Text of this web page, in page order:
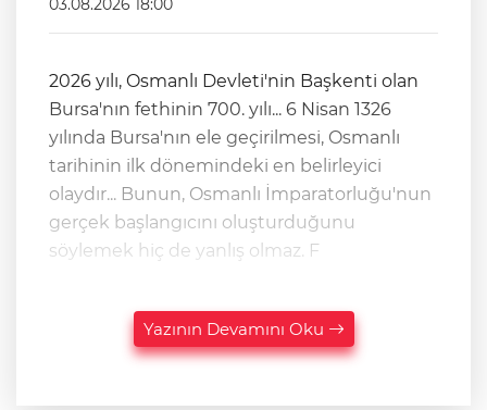
03.08.2026 18:00
2026 yılı, Osmanlı Devleti'nin Başkenti olan
Bursa'nın fethinin 700. yılı... 6 Nisan 1326
yılında Bursa'nın ele geçirilmesi, Osmanlı
tarihinin ilk dönemindeki en belirleyici
olaydır... Bunun, Osmanlı İmparatorluğu'nun
gerçek başlangıcını oluşturduğunu
söylemek hiç de yanlış olmaz. F
Yazının Devamını Oku